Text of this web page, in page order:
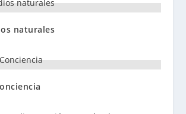
naturales